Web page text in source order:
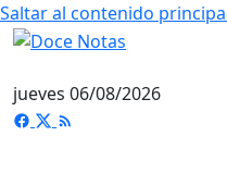
Saltar al contenido
jueves 06/08/2026